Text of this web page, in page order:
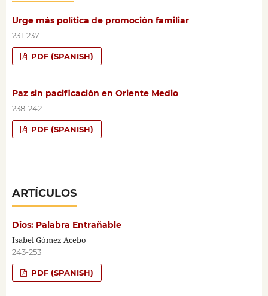
Urge más política de promoción familiar
231-237
PDF (SPANISH)
Paz sin pacificación en Oriente Medio
238-242
PDF (SPANISH)
ARTÍCULOS
Dios: Palabra Entrañable
Isabel Gómez Acebo
243-253
PDF (SPANISH)